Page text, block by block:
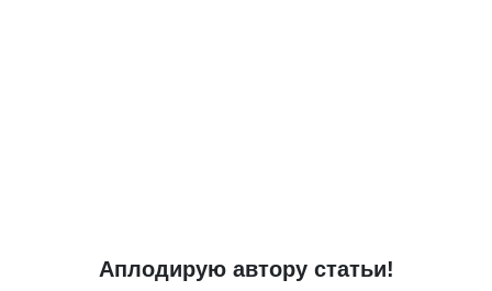
Аплодирую автору статьи!